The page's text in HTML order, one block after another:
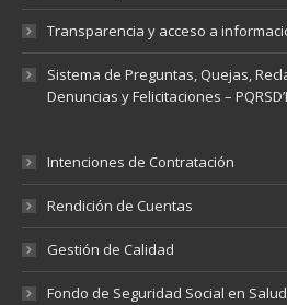
Transparencia y acceso a
Sistema de Preguntas, Quejas,
Denuncias y Felicitaciones –
Intenciones de Contratación
Rendición de Cuentas
Gestión de Calidad
Fondo de Seguridad Social en Salud